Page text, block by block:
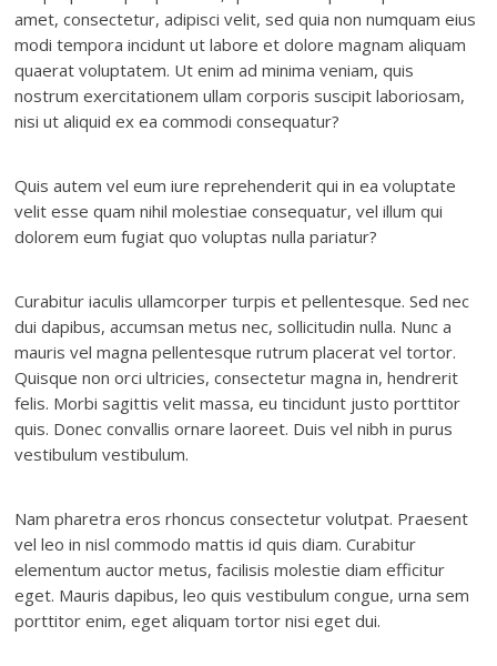
amet, consectetur, adipisci velit, sed quia non numquam eius
modi tempora incidunt ut labore et dolore magnam aliquam
quaerat voluptatem. Ut enim ad minima veniam, quis
nostrum exercitationem ullam corporis suscipit laboriosam,
nisi ut aliquid ex ea commodi consequatur?
Quis autem vel eum iure reprehenderit qui in ea voluptate
velit esse quam nihil molestiae consequatur, vel illum qui
dolorem eum fugiat quo voluptas nulla pariatur?
Curabitur iaculis ullamcorper turpis et pellentesque. Sed nec
dui dapibus, accumsan metus nec, sollicitudin nulla. Nunc a
mauris vel magna pellentesque rutrum placerat vel tortor.
Quisque non orci ultricies, consectetur magna in, hendrerit
felis. Morbi sagittis velit massa, eu tincidunt justo porttitor
quis. Donec convallis ornare laoreet. Duis vel nibh in purus
vestibulum vestibulum.
Nam pharetra eros rhoncus consectetur volutpat. Praesent
vel leo in nisl commodo mattis id quis diam. Curabitur
elementum auctor metus, facilisis molestie diam efficitur
eget. Mauris dapibus, leo quis vestibulum congue, urna sem
porttitor enim, eget aliquam tortor nisi eget dui.